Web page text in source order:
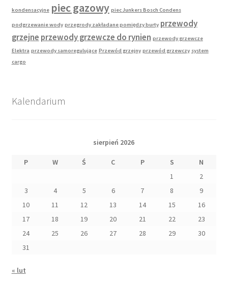
kondensacyjne piec gazowy piec Junkers Bosch Condens
podgrzewanie wody przegrody zakładane pomiędzy burty przewody
grzejne przewody grzewcze do rynien przewody grzewcze
Elektra przewody samoregulujące Przewód grzejny przewód grzewczy system
cargo
Kalendarium
sierpień 2026
P W Ś C P S
N
1
2
3
4 5 6 7 8
9
10
11 12 13 14 15
16
17
18 19 20 21 22
23
24
25 26 27 28 29
30
31
« lut